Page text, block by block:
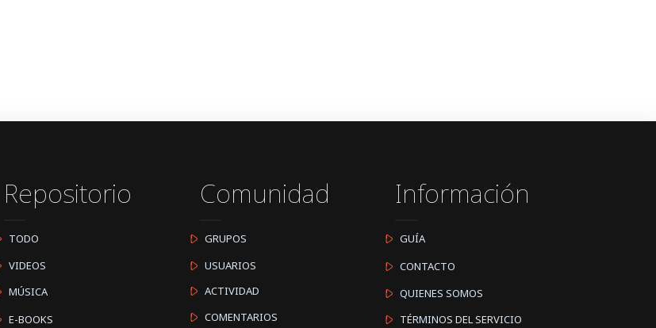
Repositorio
TODO
VIDEOS
MÚSICA
E-BOOKS
Comunidad
GRUPOS
USUARIOS
ACTIVIDAD
COMENTARIOS
Información
GUÍA
CONTACTO
QUIENES SOMOS
TÉRMINOS DEL SERVICIO